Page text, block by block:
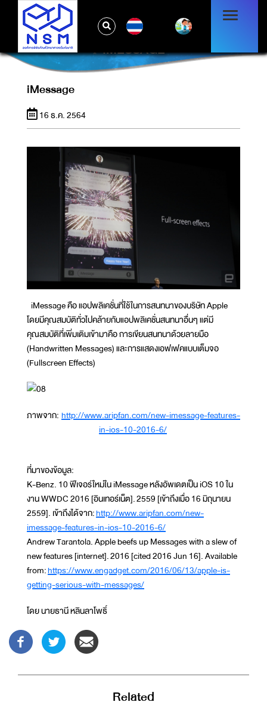
IMESSAGE
iMessage
16 ธ.ค. 2564
iMessage คือ แอปพลิเคชั่นที่ใช้ในการสนทนาของบริษัท Apple
โดยมีคุณสมบัติทั่วไปคล้ายกับแอปพลิเคชั่นสนทนาอื่นๆ แต่มี
คุณสมบัติที่เพิ่มเติมเข้ามาคือ การเขียนสนทนาด้วยลายมือ
(Handwritten Messages) และการแสดงเอฟเฟคแบบเต็มจอ
(Fullscreen Effects)
ภาพจาก: http://www.aripfan.com/new-imessage-features-
in-ios-10-2016-6/
ที่มาของข้อมูล:
K-Benz. 10 ฟีเจอร์ใหม่ใน iMessage หลังอัพเดตเป็น iOS 10 ใน
งาน WWDC 2016 [อินเทอร์เน็ต]. 2559 [เข้าถึงเมื่อ 16 มิถุนายน
2559]. เข้าถึงได้จาก:http://www.aripfan.com/new-
imessage-features-in-ios-10-2016-6/
Andrew Tarantola. Apple beefs up Messages with a slew of
new features [internet]. 2016 [cited 2016 Jun 16]. Available
from:https://www.engadget.com/2016/06/13/apple-is-
getting-serious-with-messages/
โดย นายธานี หลินลาโพธิ์
Related